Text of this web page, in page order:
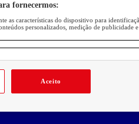
fornecermos:
as características do dispositivo para
personalizados, medição de publicidade e
Aceito